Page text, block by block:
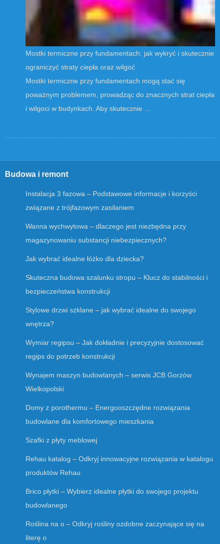
Mostki termiczne przy fundamentach: jak wykryć i skutecznie
ograniczyć straty ciepła oraz wilgoć
Mostki termiczne przy fundamentach mogą stać się
poważnym problemem, prowadząc do znacznych strat ciepła
i wilgoci w budynkach. Aby skutecznie …
Budowa i remont
Instalacja 3 fazowa – Podstawowe informacje i korzyści
związane z trójfazowym zasilaniem
Wanna wychwytowa – dlaczego jest niezbędna przy
magazynowaniu substancji niebezpiecznych?
Jak wybrać idealne łóżko dla dziecka?
Skuteczna budowa szalunku stropu – Klucz do stabilności i
bezpieczeństwa konstrukcji
Stylowe drzwi szklane – jak wybrać idealne do swojego
wnętrza?
Wymiar regipsu – Jak dokładnie i precyzyjnie dostosować
regips do potrzeb konstrukcji
Wynajem maszyn budowlanych – serwis JCB Gorzów
Wielkopolski
Domy z porothermu – Energooszczędne rozwiązania
budowlane dla komfortowego mieszkania
Szafki z płyty meblowej
Rehau katalog – Odkryj innowacyjne rozwiązania w katalogu
produktów Rehau
Brico płytki – Wybierz idealne płytki do swojego projektu
budowlanego
Roślina na o – Odkryj rośliny ozdobne zaczynające się na
literę o